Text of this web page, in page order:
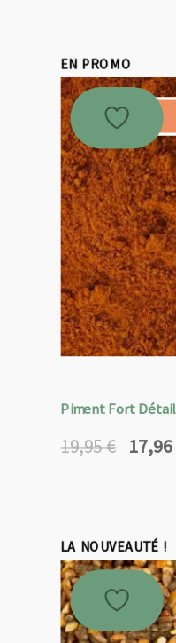
EN PROMO
Promo !
Piment Fort Détail
19,95€
Le
19,95 €.
17,96
Le
17,96 €.
LA NOUVEAUTÉ !